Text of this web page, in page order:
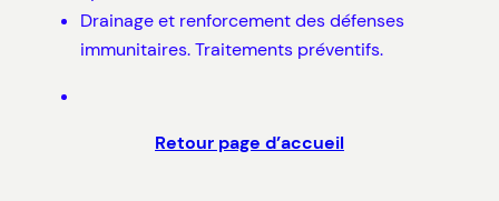
Drainage et renforcement des défenses
immunitaires. Traitements préventifs.
Retour page d’accueil